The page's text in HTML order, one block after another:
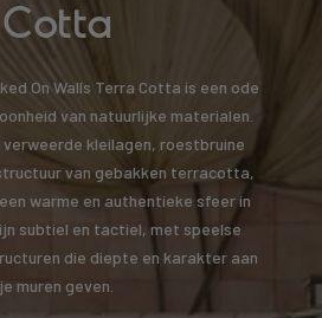
Cotta
On Walls Terra Cotta is een ode
van natuurlijke materialen.
kleilagen, roestbruine
van gebakken terracotta,
warme en authentieke sfeer in
subtiel en tactiel, met speelse
die diepte en karakter aan
je muren geven.